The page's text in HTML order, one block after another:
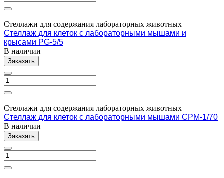
Стеллажи для содержания лабораторных животных
Стеллаж для клеток с лабораторными мышами и
крысами PG-5/5
В наличии
Заказать
Стеллажи для содержания лабораторных животных
Стеллаж для клеток с лабораторными мышами CPM-1/70
В наличии
Заказать